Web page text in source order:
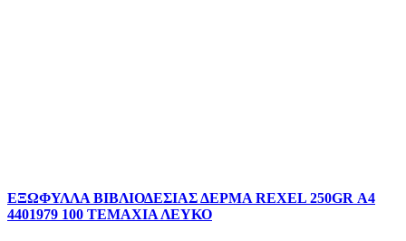
ΕΞΩΦΥΛΛΑ ΒΙΒΛΙΟΔΕΣΙΑΣ ΔΕΡΜΑ REXEL 250GR Α4
4401979 100 ΤΕΜΑΧΙΑ ΛΕΥΚΟ